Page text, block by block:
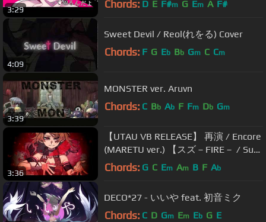
3:29 Chords: D E F#m G Em A F#
4:09
Sweet Devil / Reol(れをる) Cover
Chords: F G Eb Bb Gm C Cm
3:39
MONSTER ver. Aruvn
Chords: C Bb Ab F Fm Db Gm
3:36
【UTAU VB RELEASE】 再演 / Encore
(MARETU ver.) 【スズ－FIRE－ / Suzu
－FIRE－】
Chords: G C Em Am B F Ab
DECO*27 - いいや feat. 初音ミク
Chords: C D Gm Em Eb G E